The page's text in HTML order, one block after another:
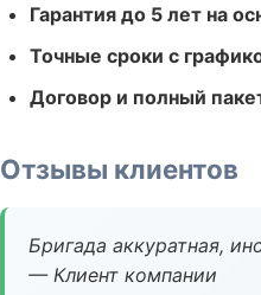
Гарантия до 5 лет на
Точные сроки с
Договор и полный
Отзывы клиентов
Бригада аккуратная,
— Клиент компании